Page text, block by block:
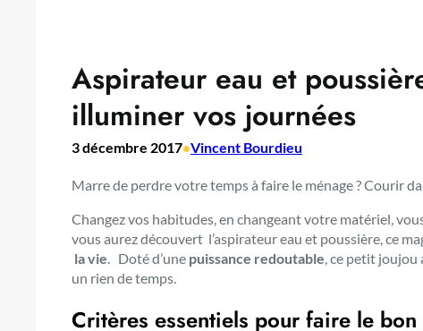
Aspirateur eau et
illuminer vos journées
3 décembre 2017•Vincent Bourdieu
Marre de perdre votre temps à faire le ménage ? Courir
Changez vos habitudes, en changeant votre matériel,
vous aurez découvert l’aspirateur eau et poussière, ce
la vie. Doté d’une puissance redoutable, ce petit joujou
un rien de temps.
Critères essentiels pour faire le